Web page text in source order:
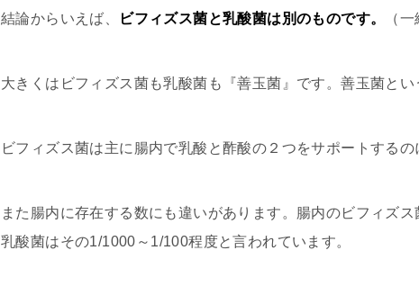
結論からいえば、 ビフィズス菌と乳酸菌は別のものです。 （
大きくはビフィズス菌も乳酸菌も『善玉菌』です。善玉菌と
ビフィズス菌は主に腸内で乳酸と酢酸の２つをサポートする
また腸内に存在する数にも違いがあります。腸内のビフィズ
乳酸菌はその1/1000～1/100程度と言われています。